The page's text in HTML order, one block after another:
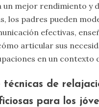
un mejor rendimiento y
los padres pueden
efectivas,
articular sus
en un contexto
técnicas de
para los